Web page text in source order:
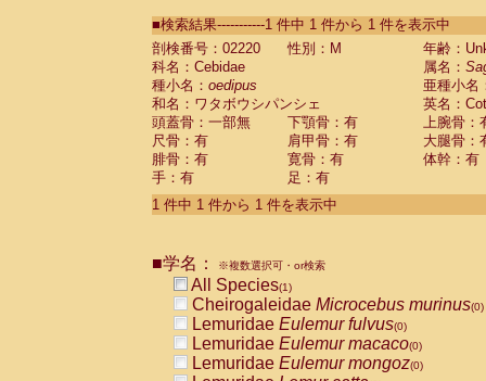
CebidaeSaguinus labiatus(0)
Cebidae Saguinus leucopus (0)
Cebidae
Cebidae
CebidaeSaguinus nigricollis (0)
Cebidae Saguinus oedipus
Cebidae Saguinus weddelli
Cebidae Saguinusspp.
Cebidae Aotus trivirgatus
Cebidae Cebus albifrons
CebidaeCebus nigrivittatus
CebidaeCebus
CebidaeSaimiri boliviensis(0)
CebidaeSaimiri sciureus(0)
AtelidaeAlouatta caraya(0)
AtelidaeAlouatta fusca(0)
■検索結果-----------1 件中 1 件から 1 件を表示中
剖検番号：02220
性別：M
年齢：
科名：Cebidae
属名：
種小名： oedipus
亜種小名
和名：ワタボウシパンシェ
英名：
頭蓋骨：一部無
下顎骨：有
上腕骨：
尺骨：有
肩甲骨：有
大腿骨：
腓骨：有
寛骨：有
体幹：有
手：有
足：有
1 件中 1 件から 1 件を表示中
■学名： ※複数選択可・or検索
All Species(1)
Cheirogaleidae Microcebus murinus(0)
Lemuridae Eulemur fulvus(0)
Lemuridae Eulemur macaco(0)
Lemuridae Eulemur mongoz(0)